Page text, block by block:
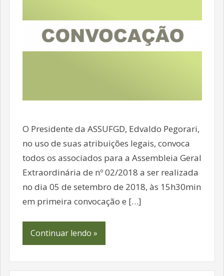
O Presidente da ASSUFGD, Edvaldo Pegorari,
no uso de suas atribuições legais, convoca
todos os associados para a Assembleia Geral
Extraordinária de nº 02/2018 a ser realizada
no dia 05 de setembro de 2018, às 15h30min
em primeira convocação e […]
Continuar lendo »